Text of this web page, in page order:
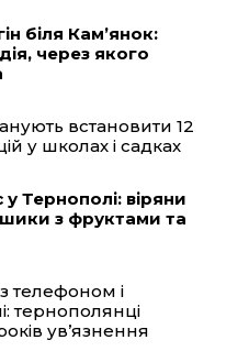
біля Кам’янок:
через якого
встановити 12
у школах і садках
Тернополі: віряни
з фруктами та
телефоном і
тернополянці
ув’язнення